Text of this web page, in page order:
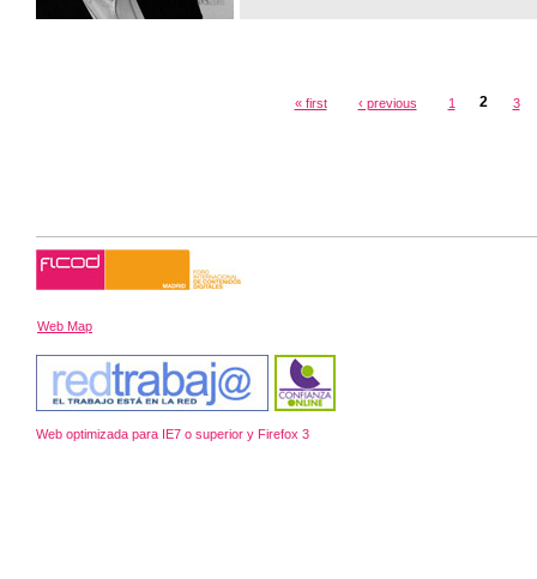
« first ‹ previous 1 2 3
Web Map
Web optimizada para IE7 o superior y Firefox 3